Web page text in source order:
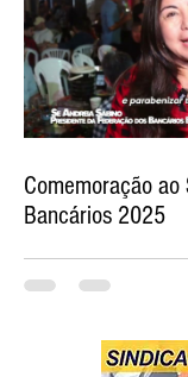
Comemoração
Bancários 2025